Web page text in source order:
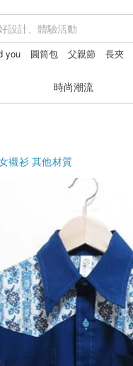
you 圓筒包 父親節 長夾
時尚潮流
襯衫 其他材質